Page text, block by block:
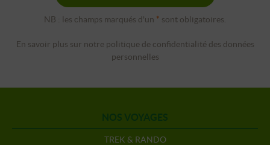
NB : les champs marqués d'un * sont obligatoires.
En savoir plus sur notre politique de confidentialité des données
personnelles
NOS VOYAGES
TREK & RANDO